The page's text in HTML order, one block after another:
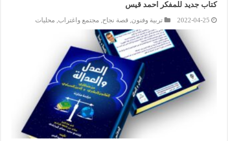
كتاب جديد للمفكر احمد قيس
2022-04-25 تربية وفنون,قصة نجاح, مجتمع واغتراب, محليات